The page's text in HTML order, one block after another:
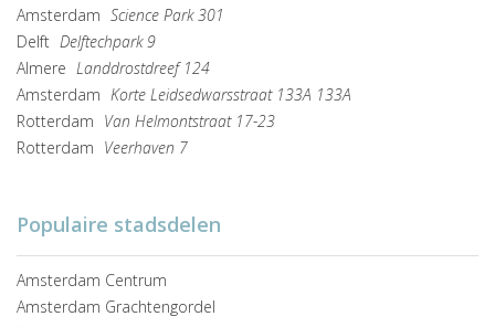
Amsterdam Science Park 301
Delft Delftechpark 9
Almere Landdrostdreef 124
Amsterdam Korte Leidsedwarsstraat 133A 133A
Rotterdam Van Helmontstraat 17-23
Rotterdam Veerhaven 7
Populaire stadsdelen
Amsterdam Centrum
Amsterdam Grachtengordel